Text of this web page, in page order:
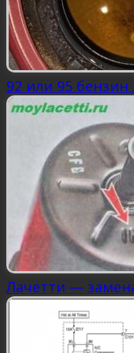
92 или 95
Лачетти —